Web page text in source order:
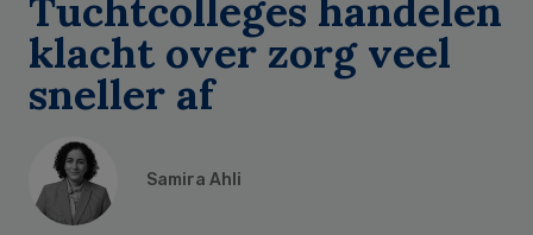
Tuchtcolleges handelen
klacht over zorg veel
sneller af
Samira Ahli